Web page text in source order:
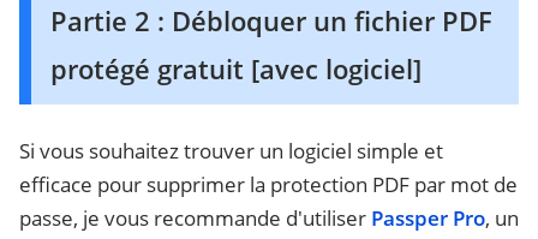
Partie 2 : Débloquer un fichier PDF
protégé gratuit [avec logiciel]
Si vous souhaitez trouver un logiciel simple et
efficace pour supprimer la protection PDF par mot de
passe, je vous recommande d'utiliser Passper Pro, un